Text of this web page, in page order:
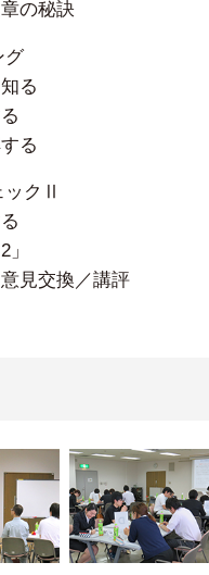
の秘訣
グ
る
る
クⅡ
見交換／講評